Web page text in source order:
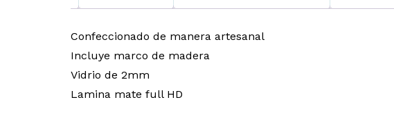
Confeccionado de manera artesanal
Incluye marco de madera
Vidrio de 2mm
Lamina mate full HD